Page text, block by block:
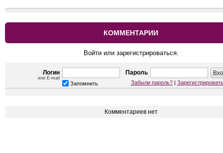
КОММЕНТАРИИ
Войти или зарегистрироваться.
Логин
или E-mail
Пароль
Запомнить Забыли пароль? |
Комментариев нет